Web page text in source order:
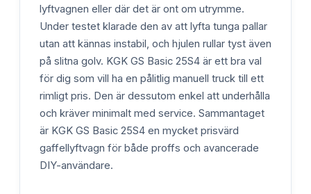
lyftvagnen eller där det är ont om utrymme.
Under testet klarade den av att lyfta tunga pallar
utan att kännas instabil, och hjulen rullar tyst även
på slitna golv. KGK GS Basic 25S4 är ett bra val
för dig som vill ha en pålitlig manuell truck till ett
rimligt pris. Den är dessutom enkel att underhålla
och kräver minimalt med service. Sammantaget
är KGK GS Basic 25S4 en mycket prisvärd
gaffellyftvagn för både proffs och avancerade
DIY-användare.